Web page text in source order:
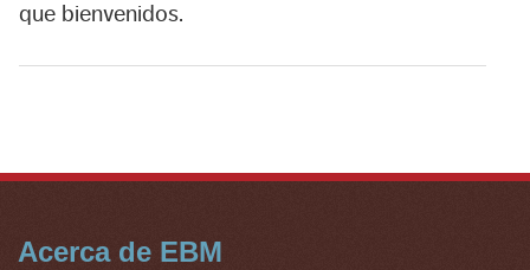
que bienvenidos.
Acerca de EBM